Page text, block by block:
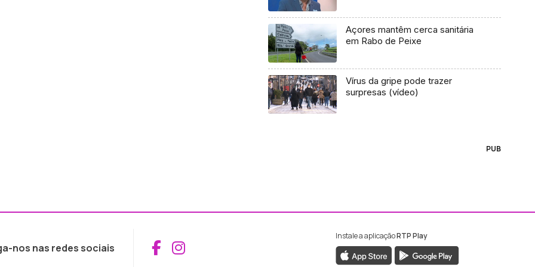
Açores mantêm cerca sanitária
em Rabo de Peixe
Vírus da gripe pode trazer
surpresas (vídeo)
PUB
nos nas redes sociais Aceder ao Facebook da RTP Madeira
Aceder ao Instagram da RTP Madeira
Instale a aplicaçãoRTP Play